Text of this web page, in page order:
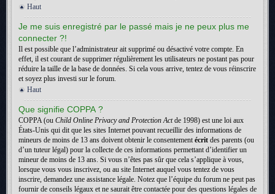
Haut
Je me suis enregistré par le passé mais je ne peux plus me
connecter ?!
Il est possible que l’administrateur ait supprimé ou désactivé votre compte. En
effet, il est courant de supprimer régulièrement les utilisateurs ne postant pas pour
réduire la taille de la base de données. Si cela vous arrive, tentez de vous réinscrire
et soyez plus investi sur le forum.
Haut
Que signifie COPPA ?
COPPA (ou Child Online Privacy and Protection Actde 1998) est une loi aux
États-Unis qui dit que les sites Internet pouvant recueillir des informations de
mineurs de moins de 13 ans doivent obtenir le consentementécrit des parents (ou
d’un tuteur légal) pour la collecte de ces informations permettant d’identifier un
mineur de moins de 13 ans. Si vous n’êtes pas sûr que cela s’applique à vous,
lorsque vous vous inscrivez, ou au site Internet auquel vous tentez de vous
inscrire, demandez une assistance légale. Notez que l’équipe du forum ne peut pas
fournir de conseils légaux et ne saurait être contactée pour des questions légales de